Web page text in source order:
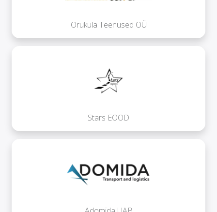
Oruküla Teenused OÜ
Stars EOOD